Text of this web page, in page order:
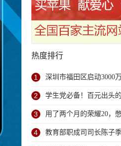
热度排行
1 深圳市福田区启动3000
2 学生党必备！百元出头
iPad成为学习神器
3 用了两个月的荣耀20，
今天终于一吐为快
4 教育部职成司司长陈子